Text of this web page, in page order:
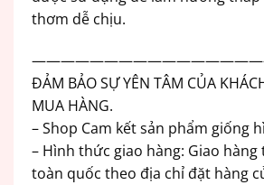
thơm dễ chịu.
ĐẢM BẢO SỰ YÊN TÂM CỦA
MUA HÀNG.
– Shop Cam kết sản phẩm giống
– Hình thức giao hàng: Giao
toàn quốc theo địa chỉ đặt hàng